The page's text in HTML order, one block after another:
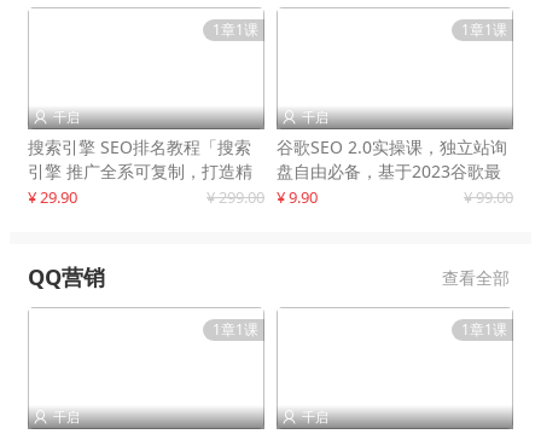
1章1课
 千启
搜索引擎 SEO排名教程「搜索
引擎 推广全系可复制，打造精
准被动流量系统
¥ 29.90 ¥ 299.00
1章1课
 千启
谷歌SEO 2.0实操课，独立站询
盘自由必备，基于2023谷歌最
新算法录制
¥ 9.90 ¥ 99.00
QQ营销 查看全部
1章1课
 千启
1章1课
 千启